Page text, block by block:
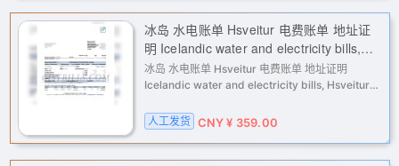
冰岛 水电账单 Hsveitur 电费账单 地址证
明 Icelandic water and electricity bills,
Hsveitur electricity bill, proof of address
冰岛 水电账单 Hsveitur 电费账单 地址证明
Icelandic water and electricity bills, Hsveitur
人工发货 CNY ¥ 359.00